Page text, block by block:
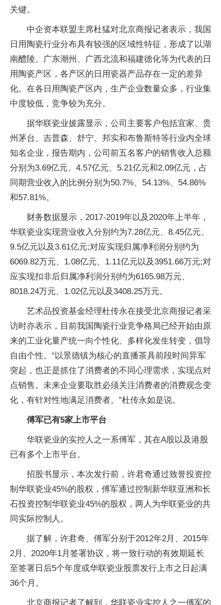
关键。
中企资本联盟主席杜猛对北京商报记者表示，我国
日用陶瓷行业分布具有较强的区域性特征，形成了以湖
南醴陵、广东潮州、广西北流和福建德化等为代表的日
用陶瓷产区，各产区的日用瓷器产品存在一定的差异
化。在各日用陶瓷产区内，生产企业数量众多，行业集
中度较低，竞争较为充分。
据华联瓷业披露显示，公司主要客户包括宜家、贵
州茅台、吉普森、舒宁、邦实和布鲁斯特等行业内全球
知名企业，报告期内，公司前五名客户的销售收入总额
分别为3.69亿元、4.57亿元、5.21亿元和2.09亿元，占
同期营业收入的比例分别为50.7%、54.13%、54.86%
和57.81%。
财务数据显示，2017-2019年以及2020年上半年，
华联瓷业实现营业收入分别约为7.28亿元、8.45亿元、
9.5亿元以及3.61亿元;对应实现归属净利润分别约为
6069.82万元、1.08亿元、1.11亿元以及3951.66万元;对
应实现扣非后归属净利润分别约为6165.98万元、
8018.24万元、1.02亿元以及3408.25万元。
艺术品投资基金经理杜传永在接受北京商报记者采
访时亦表示，目前我国陶瓷行业竞争格局已经开始由原
来的工业化量产统一向个性化、多样化发生转变，倡导
自由个性。“以景德镇为核心的直播茶具前段时间异军
突起，也正是抓住了消费者的不同心理需求，实现点对
点销售。未来企业要取胜必须关注消费者的消费观念变
化，有针对性地满足消费者。”杜传永如是说。
傅军已有5家上市平台
华联瓷业的实控人之一系傅军，其在A股以及港股
已有多个上市平台。
招股书显示，本次发行前，许君奇通过致誉投资控
制华联瓷业45%的股权，傅军通过控制新华联亚洲和长
石投资控制华联瓷业45%的股权，两人为华联瓷业的共
同实际控制人。
据了解，许君奇、傅军分别于2012年2月、2015年
2月、2020年1月签署协议，将一致行动的有效期延长
至签署日后5个年度或华联瓷业股票发行上市之日起满
36个月。
北京商报记者了解到，华联瓷业实控人之一傅军的